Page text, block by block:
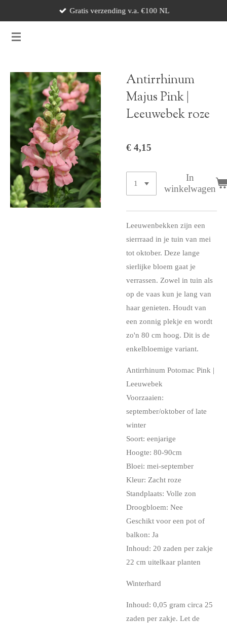
naar
Gratis verzending v.a. €100 NL
Antirrhinum
Majus Pink |
Leeuwebek roze
€ 4,15
In
winkelwagen
Leeuwenbekken zijn een
sierrraad in je tuin van mei
tot oktober. Deze lange
sierlijke bloem gaat je
verrassen. Zowel in tuin als
op de vaas kun je lang van
haar genieten. Houdt van
een zonnig plekje en wordt
zo'n 80 cm hoog. Dit is de
enkelbloemige variant.
Antirrhinum Potomac Pink |
Leeuwebek
Voorzaaien:
september/oktober of late
winter
Soort: eenjarige
Hoogte: 80-90cm
Bloei: mei-september
Kleur: Zacht roze
Standplaats: Volle zon
Droogbloem: Nee
Geschikt voor een pot of
balkon: Ja
Inhoud: 20 zaden per zakje
22 cm uitelkaar planten
Winterhard
Inhoud: 0,05 gram circa 25
zaden per zakje. Let de